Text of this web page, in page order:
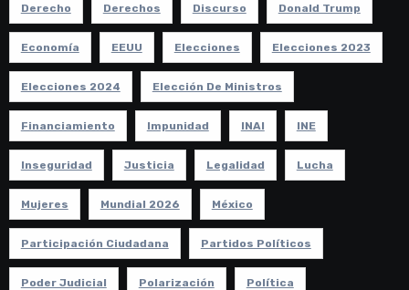
Derecho Derechos Discurso Donald Trump
Economía EEUU Elecciones Elecciones 2023
Elecciones 2024 Elección De Ministros
Financiamiento Impunidad INAI INE
Inseguridad Justicia Legalidad Lucha
Mujeres Mundial 2026 México
Participación Ciudadana Partidos Políticos
Poder Judicial Polarización Política